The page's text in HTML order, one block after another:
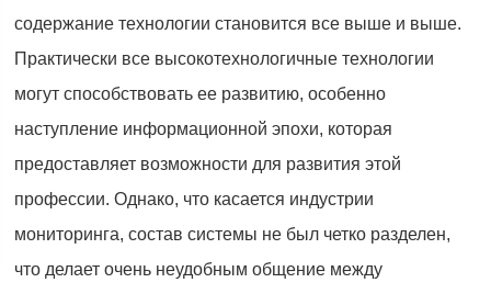
содержание технологии становится все выше и выше.
Практически все высокотехнологичные технологии
могут способствовать ее развитию, особенно
наступление информационной эпохи, которая
предоставляет возможности для развития этой
профессии. Однако, что касается индустрии
мониторинга, состав системы не был четко разделен,
что делает очень неудобным общение между